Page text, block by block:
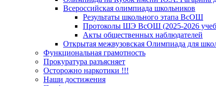
Всероссийская олимпиада школьников
Результаты школьного этапа ВсОШ
Протоколы ШЭ ВсОШ (2025-2026
Акты общественных наблюдателей
Открытая межвузовская Олимпиада для
Функциональная грамотность
Прокуратура разъясняет
Осторожно наркотики !!!
Наши достижения